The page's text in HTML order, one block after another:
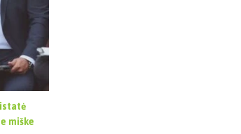
miške